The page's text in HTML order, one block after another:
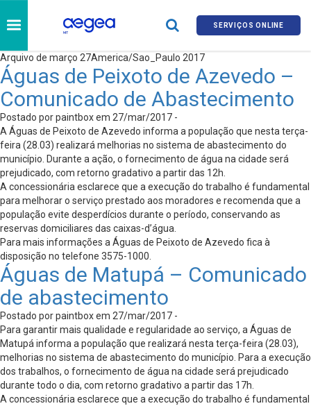
SERVIÇOS ONLINE
Arquivo de março 27America/Sao_Paulo 2017
Águas de Peixoto de Azevedo –
Comunicado de Abastecimento
Postado por paintbox em 27/mar/2017 -
A Águas de Peixoto de Azevedo informa a população que nesta terça-
feira (28.03) realizará melhorias no sistema de abastecimento do
município. Durante a ação, o fornecimento de água na cidade será
prejudicado, com retorno gradativo a partir das 12h.
A concessionária esclarece que a execução do trabalho é fundamental
para melhorar o serviço prestado aos moradores e recomenda que a
população evite desperdícios durante o período, conservando as
reservas domiciliares das caixas-d’água.
Para mais informações a Águas de Peixoto de Azevedo fica à
disposição no telefone 3575-1000.
Águas de Matupá – Comunicado
de abastecimento
Postado por paintbox em 27/mar/2017 -
Para garantir mais qualidade e regularidade ao serviço, a Águas de
Matupá informa a população que realizará nesta terça-feira (28.03),
melhorias no sistema de abastecimento do município. Para a execução
dos trabalhos, o fornecimento de água na cidade será prejudicado
durante todo o dia, com retorno gradativo a partir das 17h.
A concessionária esclarece que a execução do trabalho é fundamental